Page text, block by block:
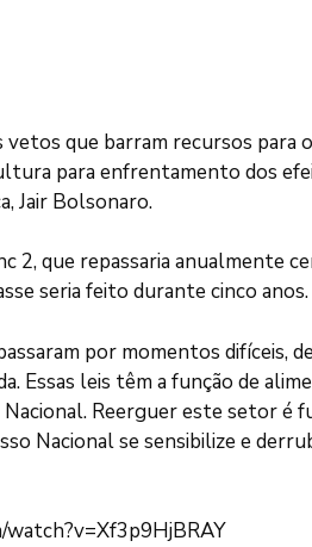
que barram recursos
para enfrentamento dos
Jair Bolsonaro.
que repassaria anualmente
seria feito durante cinco anos.
por momentos
Essas leis têm a função de
Reerguer este setor é
Nacional se sensibilize e